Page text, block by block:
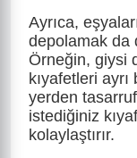
Ayrıca,
depolamak da
Örneğin, giysi
kıyafetleri
yerden
istediğiniz
kolaylaştırır.